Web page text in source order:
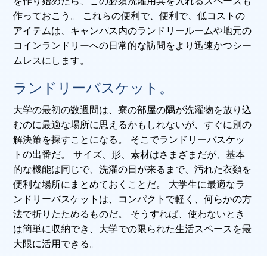
作っておこう。 これらの便利で、便利で、低コストの
アイテムは、キャンパス内のランドリールームや地元の
コインランドリーへの日常的な訪問をより迅速かつシー
ムレスにします。
ランドリーバスケット。
大学の最初の数週間は、寮の部屋の隅が洗濯物を放り込
むのに最適な場所に思えるかもしれないが、すぐに別の
解決策を探すことになる。 そこでランドリーバスケッ
トの出番だ。 サイズ、形、素材はさまざまだが、基本
的な機能は同じで、洗濯の日が来るまで、汚れた衣類を
便利な場所にまとめておくことだ。 大学生に最適なラ
ンドリーバスケットは、コンパクトで軽く、何らかの方
法で折りたためるものだ。 そうすれば、使わないとき
は簡単に収納でき、大学での限られた生活スペースを最
大限に活用できる。